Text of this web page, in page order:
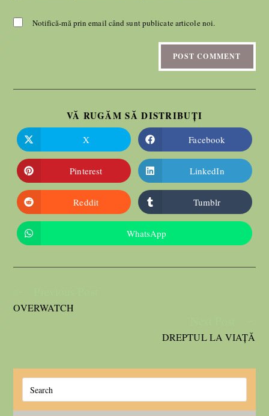
Notifică-mă prin email când sunt publicate articole noi.
VĂ RUGĂM SĂ DISTRIBUȚI
X Facebook
Pinterest LinkedIn
Reddit Tumblr
WhatsApp
OVERWATCH
DREPTUL LA VIAȚĂ